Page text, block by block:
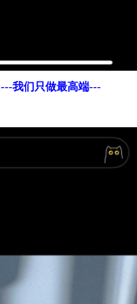
---我们只做最高端---